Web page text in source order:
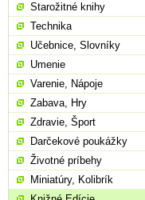
Starožitné knihy
Technika
Učebnice, Slovníky
Umenie
Varenie, Nápoje
Zabava, Hry
Zdravie, Šport
Darčekové poukážky
Životné príbehy
Miniatúry, Kolibrík